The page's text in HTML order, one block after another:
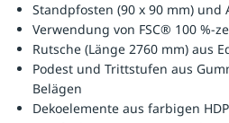
Standpfosten (90 x 90 mm) und
Verwendung von FSC® 100 %-
Rutsche (Länge 2760 mm) aus
Podest und Trittstufen aus
Belägen
Dekoelemente aus farbigen